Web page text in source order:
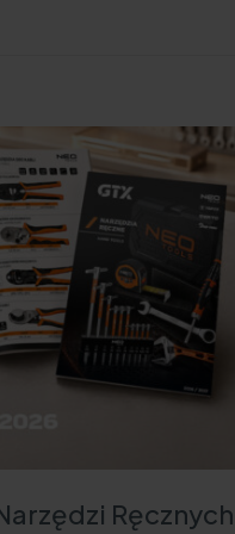
Ręcznych